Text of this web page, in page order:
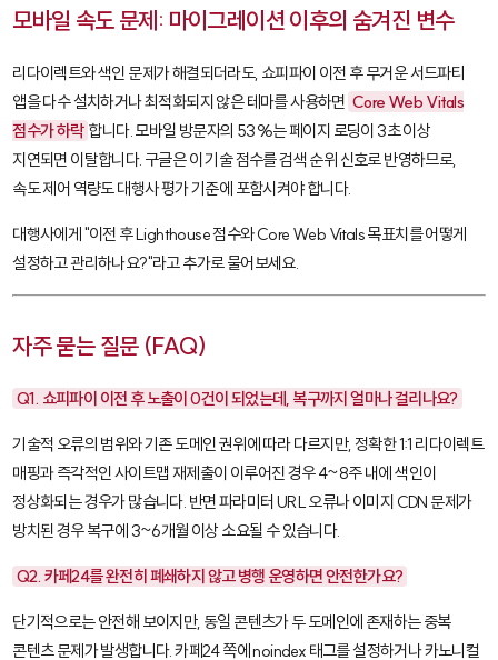
모바일 속도 문제: 마이그레이션 이후의 숨겨진 변수
리다이렉트와 색인 문제가 해결되더라도, 쇼피파이 이전 후 무거운 서드파티
앱을 다수 설치하거나 최적화되지 않은 테마를 사용하면 Core Web Vitals
점수가 하락 합니다. 모바일 방문자의 53%는 페이지 로딩이 3초 이상
지연되면 이탈합니다. 구글은 이 기술 점수를 검색 순위 신호로 반영하므로,
속도 제어 역량도 대행사 평가 기준에 포함시켜야 합니다.
대행사에게 "이전 후 Lighthouse 점수와 Core Web Vitals 목표치를 어떻게
설정하고 관리하나요?"라고 추가로 물어보세요.
자주 묻는 질문 (FAQ)
Q1. 쇼피파이 이전 후 노출이 0건이 되었는데, 복구까지 얼마나 걸리나요?
기술적 오류의 범위와 기존 도메인 권위에 따라 다르지만, 정확한 1:1 리다이렉트
매핑과 즉각적인 사이트맵 재제출이 이루어진 경우 4~8주 내에 색인이
정상화되는 경우가 많습니다. 반면 파라미터 URL 오류나 이미지 CDN 문제가
방치된 경우 복구에 3~6개월 이상 소요될 수 있습니다.
Q2. 카페24를 완전히 폐쇄하지 않고 병행 운영하면 안전한가요?
단기적으로는 안전해 보이지만, 동일 콘텐츠가 두 도메인에 존재하는 중복
콘텐츠 문제가 발생합니다. 카페24 쪽에noindex 태그를 설정하거나 카노니컬